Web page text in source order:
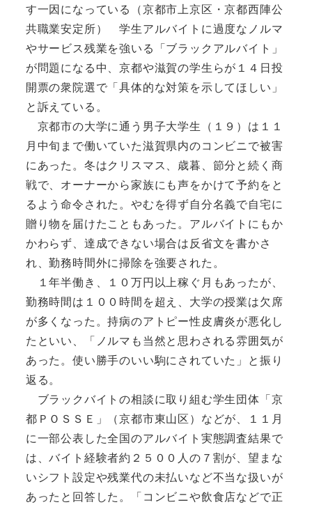
す一因になっている（京都市上京区・京都西陣公
共職業安定所） 学生アルバイトに過度なノルマ
やサービス残業を強いる「ブラックアルバイト」
が問題になる中、京都や滋賀の学生らが１４日投
開票の衆院選で「具体的な対策を示してほしい」
と訴えている。
京都市の大学に通う男子大学生（１９）は１１
月中旬まで働いていた滋賀県内のコンビニで被害
にあった。冬はクリスマス、歳暮、節分と続く商
戦で、オーナーから家族にも声をかけて予約をと
るよう命令された。やむを得ず自分名義で自宅に
贈り物を届けたこともあった。アルバイトにもか
かわらず、達成できない場合は反省文を書かさ
れ、勤務時間外に掃除を強要された。
１年半働き、１０万円以上稼ぐ月もあったが、
勤務時間は１００時間を超え、大学の授業は欠席
が多くなった。持病のアトピー性皮膚炎が悪化し
たといい、「ノルマも当然と思わされる雰囲気が
あった。使い勝手のいい駒にされていた」と振り
返る。
ブラックバイトの相談に取り組む学生団体「京
都ＰＯＳＳＥ」（京都市東山区）などが、１１月
に一部公表した全国のアルバイト実態調査結果で
は、バイト経験者約２５００人の７割が、望まな
いシフト設定や残業代の未払いなど不当な扱いが
あったと回答した。「コンビニや飲食店などで正